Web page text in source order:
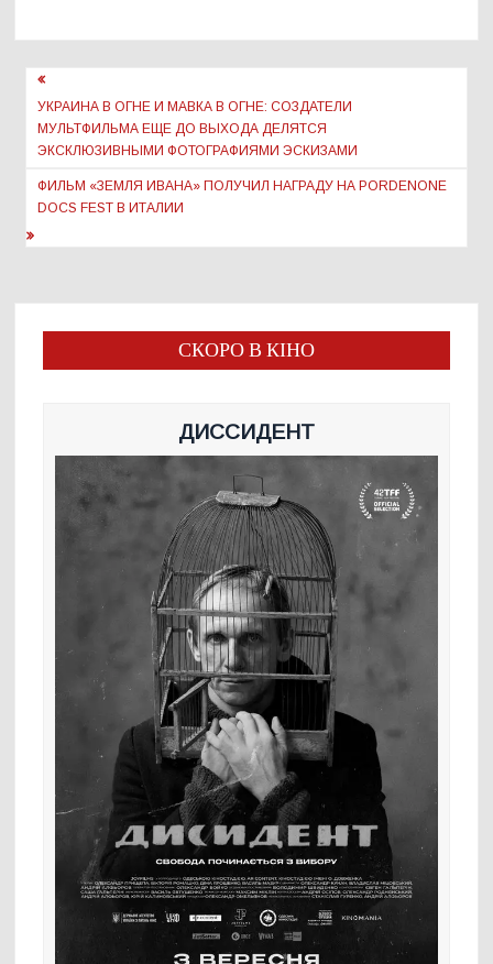
Навигация
по
записям
УКРАИНА В ОГНЕ И МАВКА В ОГНЕ: СОЗДАТЕЛИ
МУЛЬТФИЛЬМА ЕЩЕ ДО ВЫХОДА ДЕЛЯТСЯ
ЭКСКЛЮЗИВНЫМИ ФОТОГРАФИЯМИ ЭСКИЗАМИ
ФИЛЬМ «ЗЕМЛЯ ИВАНА» ПОЛУЧИЛ НАГРАДУ НА PORDENONE
DOCS FEST В ИТАЛИИ
СКОРО В КІНО
ДИССИДЕНТ